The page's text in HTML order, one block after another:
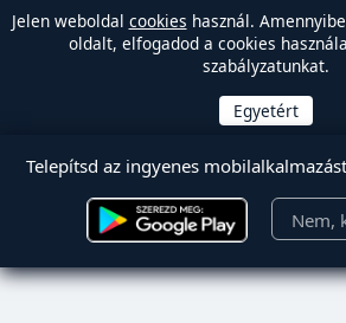
Jelen weboldal cookies használ.
oldalt, elfogadod a cookies
szabályzatunkat.
Telepítsd az ingyenes mobilalkalmazást
Nem,